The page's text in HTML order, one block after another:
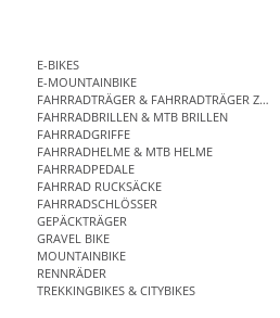
E-BIKES
E-MOUNTAINBIKE
FAHRRADTRÄGER & FAHRRADTRÄGER
FAHRRADBRILLEN & MTB BRILLEN
FAHRRADGRIFFE
FAHRRADHELME & MTB HELME
FAHRRADPEDALE
FAHRRAD RUCKSÄCKE
FAHRRADSCHLÖSSER
GEPÄCKTRÄGER
GRAVEL BIKE
MOUNTAINBIKE
RENNRÄDER
TREKKINGBIKES & CITYBIKES